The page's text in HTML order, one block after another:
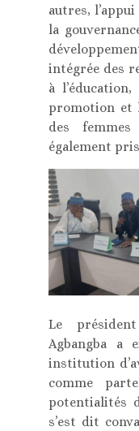
autres,
la
intégrée des
à
promotion et
des
également
Le
Agbangba a
institution
comme
potentialités
s’est dit